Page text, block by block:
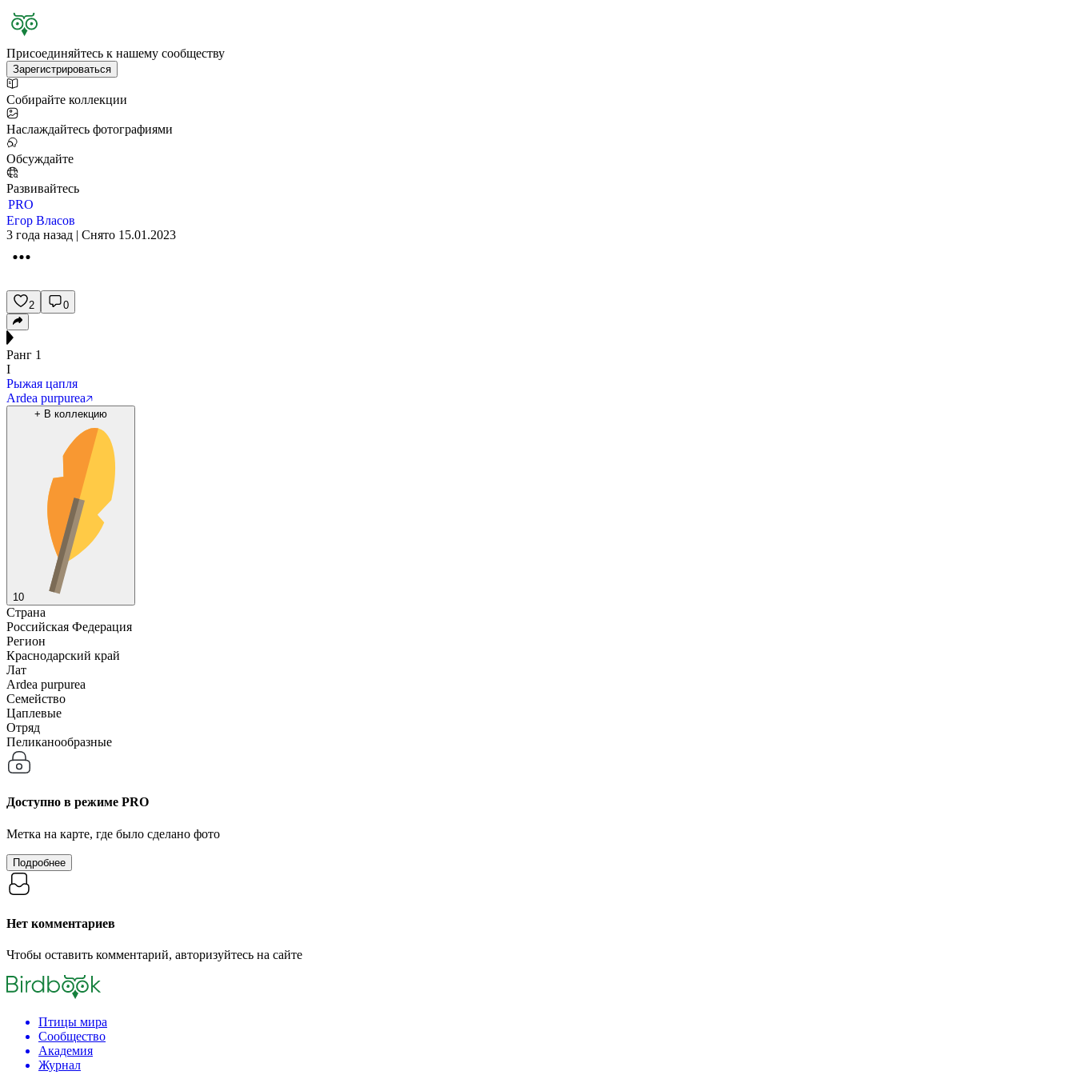
Присоединяйтесь к нашему сообществу
Зарегистрироваться
Собирайте коллекции
Наслаждайтесь фотографиями
Обсуждайте
Развивайтесь
PRO
Егор Власов
3 года назад | Снято 15.01.2023
2 0
Ранг 1
I
Рыжая цапля
Ardea purpurea
+ В коллекцию
10
Страна
Российская Федерация
Регион
Краснодарский край
Лат
Ardea purpurea
Семейство
Цаплевые
Отряд
Пеликанообразные
Доступно в режиме PRO
Метка на карте, где было сделано фото
Подробнее
Нет комментариев
Чтобы оставить комментарий, авторизуйтесь на сайте
Птицы мира
Сообщество
Академия
Журнал